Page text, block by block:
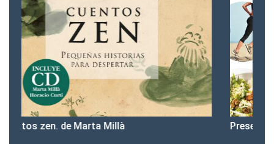
Presentación sport & cook